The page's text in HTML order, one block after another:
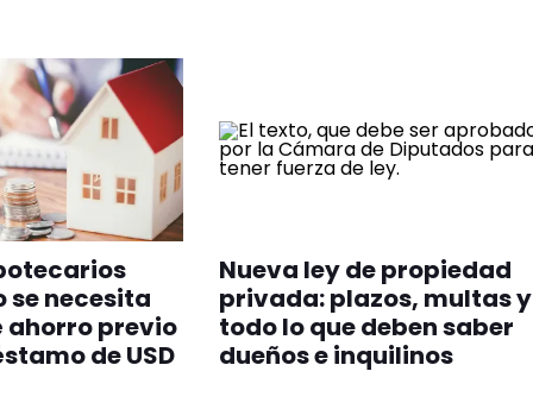
se necesita
ahorro previo
de USD
Nueva ley de propiedad
privada: plazos, multas y
todo lo que deben saber
dueños e inquilinos